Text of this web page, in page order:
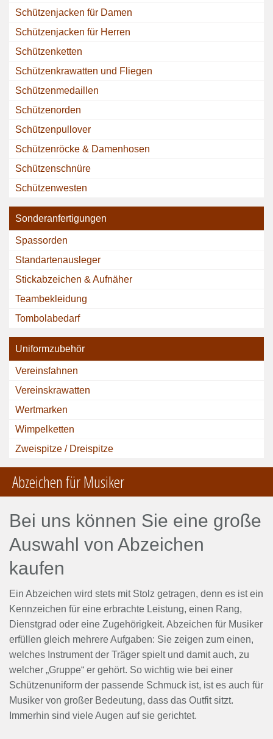
Schützenjacken für Damen
Schützenjacken für Herren
Schützenketten
Schützenkrawatten und Fliegen
Schützenmedaillen
Schützenorden
Schützenpullover
Schützenröcke & Damenhosen
Schützenschnüre
Schützenwesten
Sonderanfertigungen
Spassorden
Standartenausleger
Stickabzeichen & Aufnäher
Teambekleidung
Tombolabedarf
Uniformzubehör
Vereinsfahnen
Vereinskrawatten
Wertmarken
Wimpelketten
Zweispitze / Dreispitze
Abzeichen für Musiker
Bei uns können Sie eine große
Auswahl von Abzeichen
kaufen
Ein Abzeichen wird stets mit Stolz getragen, denn es ist ein
Kennzeichen für eine erbrachte Leistung, einen Rang,
Dienstgrad oder eine Zugehörigkeit. Abzeichen für Musiker
erfüllen gleich mehrere Aufgaben: Sie zeigen zum einen,
welches Instrument der Träger spielt und damit auch, zu
welcher „Gruppe“ er gehört. So wichtig wie bei einer
Schützenuniform der passende Schmuck ist, ist es auch für
Musiker von großer Bedeutung, dass das Outfit sitzt.
Immerhin sind viele Augen auf sie gerichtet.